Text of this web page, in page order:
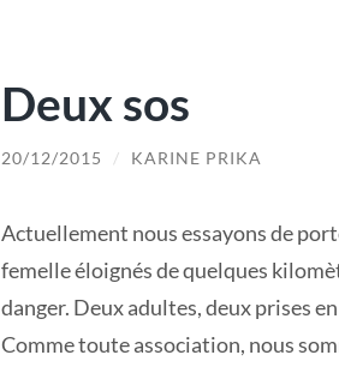
Deux sos
20/12/2015 / KARINE PRIKA
Actuellement nous essayons de
femelle éloignés de quelques
danger. Deux adultes, deux prises
Comme toute association, nous